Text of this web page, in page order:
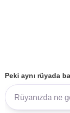
Peki aynı rüyada